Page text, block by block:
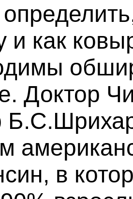
и как
Доктор
в